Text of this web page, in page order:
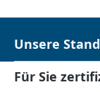
Unsere
Für Sie